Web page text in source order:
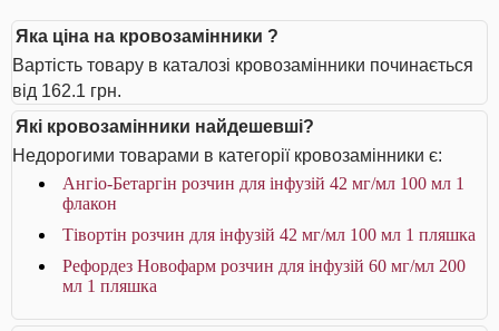
Яка ціна на кровозамінники ?
Вартість товару в каталозі кровозамінники починається
від 162.1 грн.
Які кровозамінники найдешевші?
Недорогими товарами в категорії кровозамінники є:
Ангіо-Бетаргін розчин для інфузій 42 мг/мл 100 мл 1
флакон
Тівортін розчин для інфузій 42 мг/мл 100 мл 1 пляшка
Рефордез Новофарм розчин для інфузій 60 мг/мл 200
мл 1 пляшка